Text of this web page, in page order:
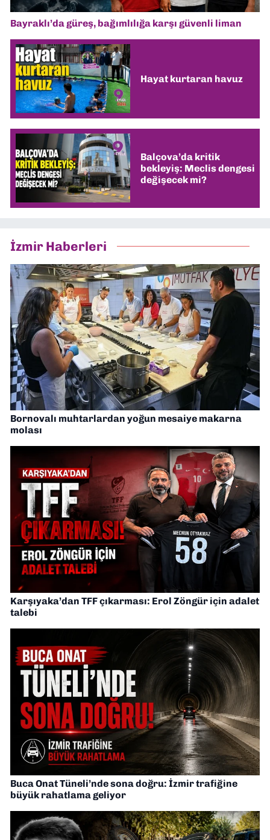
Bayraklı’da güreş, bağımlılığa karşı güvenli liman
Hayat kurtaran havuz
Balçova’da kritik
bekleyiş: Meclis dengesi
değişecek mi?
İzmir Haberleri
Bornovalı muhtarlardan yoğun mesaiye makarna
molası
Karşıyaka’dan TFF çıkarması: Erol Zöngür için adalet
talebi
Buca Onat Tüneli’nde sona doğru: İzmir trafiğine
büyük rahatlama geliyor